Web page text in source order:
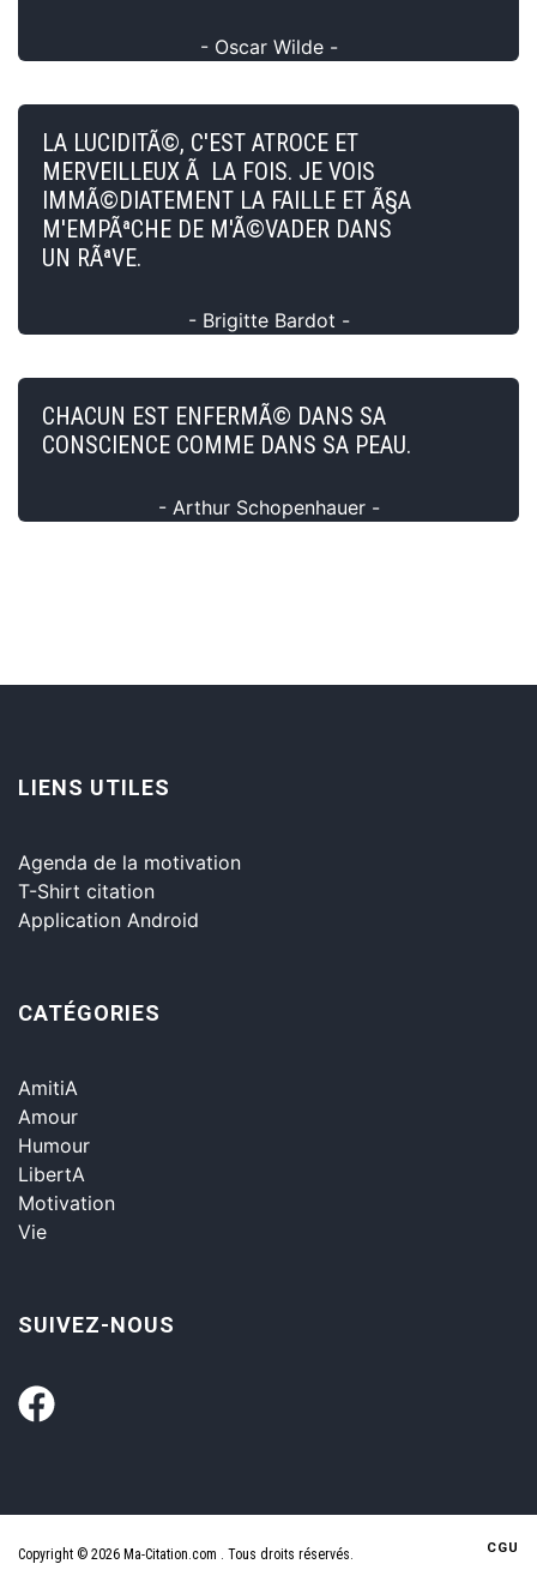
- Oscar Wilde -
LA LUCIDITÃ©, C'EST ATROCE ET
MERVEILLEUX Ã LA FOIS. JE VOIS
IMMÃ©DIATEMENT LA FAILLE ET Ã§A
M'EMPÃªCHE DE M'Ã©VADER DANS
UN RÃªVE.
- Brigitte Bardot -
CHACUN EST ENFERMÃ© DANS SA
CONSCIENCE COMME DANS SA PEAU.
- Arthur Schopenhauer -
LIENS UTILES
Agenda de la motivation
T-Shirt citation
Application Android
CATÉGORIES
AmitiA
Amour
Humour
LibertA
Motivation
Vie
SUIVEZ-NOUS
Copyright © 2026 Ma-Citation.com . Tous droits réservés. CGU